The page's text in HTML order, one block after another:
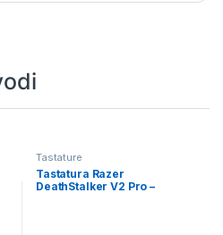
Tastature
Tastatura Razer
DeathStalker V2 Pro –